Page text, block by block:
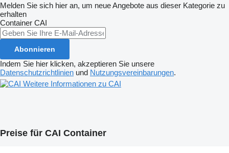
Melden Sie sich hier an, um neue Angebote aus dieser Kategorie zu
erhalten
Container CAI
Abonnieren
Indem Sie hier klicken, akzeptieren Sie unsere
Datenschutzrichtlinien und Nutzungsvereinbarungen.
Weitere Informationen zu CAI
Preise für CAI Container